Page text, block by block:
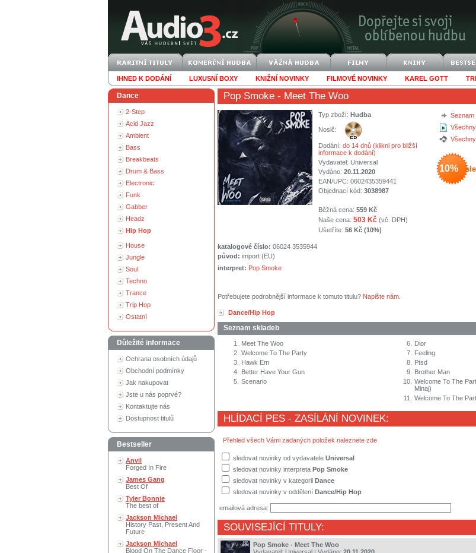
IHNED K DODÁNÍ LUXUSNÍ BOXY KNIŽNÍ NOVINKY FILMOVÉ NOVINKY KAREL GOTT
Dance
2-Step
Acid Jazz
Ambient
Bass
Breakbeats
Drum & Bass
Electronic
Funk
Gabber
Headz
Hip Hop
House
Jungle
Soul
Techno
Trance
Trip Hop
Ostatní
Důležité informace
Ochrana osobních údajů
Obchodní podmínky
Jak nakupovat
Jste u nás poprvé?
Kontaktujte nás
Dostupnost titulů
Bestseller
Anvil
Forged In Fire
James Gang
Best Of
Tyler Bonnie
The best of
Jackson Michael
History Past, Present And
Future
Jackson Michael
Blood On The Dance Floor -
Pop Smoke - Meet The Woo
Seznam
10%
Typ zboží: Hudba
Nosič:
Dodání: do 14 dnů (klikni pro bližší
informace k dodání)
Vydavatel: Universal
Vydáno: 20.11.2020
EAN/UPC: 0602435359441
Objednací kód: 3038987
Běžná cena: 559 Kč
Naše cena: 503 Kč (vč. DPH)
Ušetříte: 56 Kč (10%)
katalogové číslo: 06024 3535944
původ: import (EU)
interpret: Pop Smoke
Potřebujete podrobnější informace k tomuto titulu? Napište nám
Dance/Hip Hop
Seznam skladeb
1.
Meet The Woo
2. Welcome To The Party
3.
Hawk Em
4.
Better Have Your Gun
5. Scenario
6.
Dior
7.
Feeling
8.
Ptsd
9.
Brother Man
10. Welcome To The
Minaj)
11.
Welcome To The
HLÍDACÍ PES - ZASÍLÁNÍ NOVINEK:
Přehled všech Vámi zadaných položek naleznete zde
sledovat novinky od vydavatele Universal
sledovat novinky interpreta Pop Smoke
sledovat novinky v kategorii Dance
sledovat novinky v oddělení Dance/Hip Hop
emailová adresa:
SOUVISEJÍCÍ TITULY:
Pop Smoke - Meet The Woo